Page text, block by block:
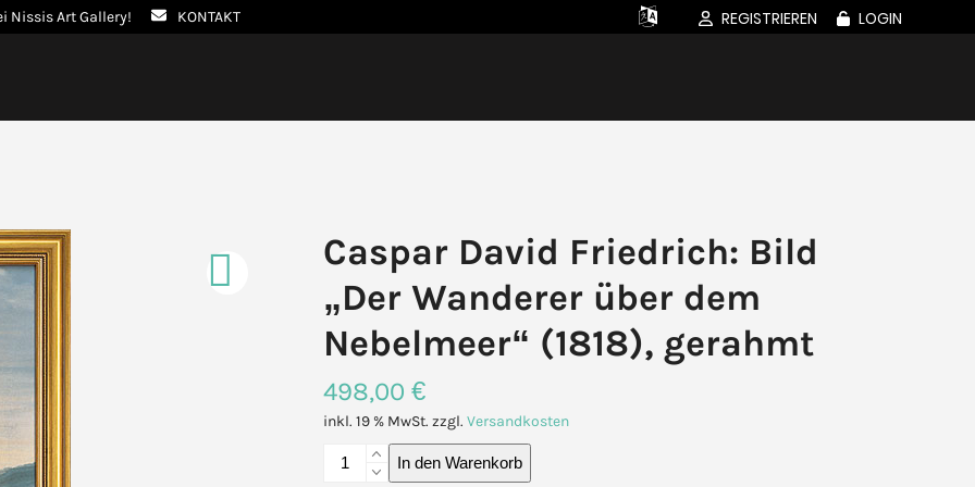
Nissis Art Gallery! KONTAKT REGISTRIEREN LOGIN
Caspar David Friedrich: Bild
„Der Wanderer über dem
Nebelmeer“ (1818), gerahmt
498,00 €
inkl. 19 % MwSt. zzgl. Versandkosten
Caspar
In den Warenkorb